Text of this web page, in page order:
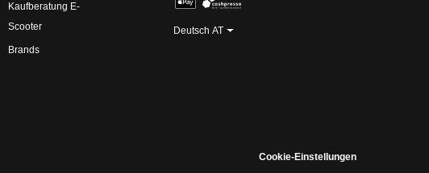
Deutsch AT
Kaufberatung E-
Scooter
Brands
Cookie-Einstellungen